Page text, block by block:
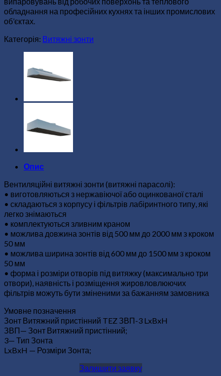
обладнання на професійних кухнях та інших промислових
об’єктах.
Категорія: Витяжні зонти
Опис
Вентиляційні витяжні зонти (витяжні парасолі):
• виготовляються з нержавіючої або оцинкованої сталі
• складаються з корпусу і фільтрів лабіринтного типу, які
легко знімаються
• комплектуються зливним краном
• можлива довжина зонтів від 500 мм до 2000 мм з кроком
50 мм
• можлива ширина зонтів від 600 мм до 1500 мм з кроком
50 мм
• форма і розміри отворів під витяжку (максимально три
отвори), наявність і розміщення жировловлюючих
фільтрів можуть бути зміненими за бажанням замовника
Умовне позначення
Зонт Витяжний пристінний TEZ ЗВП-3 LxBxH
ЗВП— Зонт Витяжний пристінний;
3— Тип Зонта
LxBxH — Розміри Зонта;
Залишити заявку